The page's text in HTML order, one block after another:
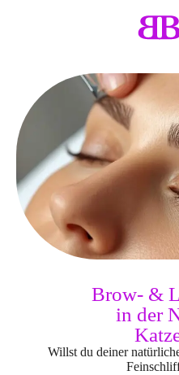
Brow- &
in der
Willst du deiner